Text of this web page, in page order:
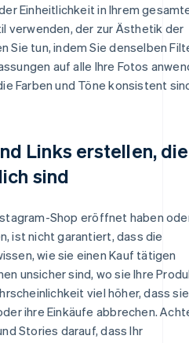
Einheitlichkeit in Ihrem
verwenden, der zur Ästhetik der
Sie tun, indem Sie denselben
auf alle Ihre Fotos
Farben und Töne konsistent
Links erstellen, die
sind
Shop eröffnet haben
ist nicht garantiert, dass die
wie sie einen Kauf tätigen
unsicher sind, wo sie Ihre
viel höher, dass sie
ihre Einkäufe abbrechen.
Stories darauf, dass Ihr